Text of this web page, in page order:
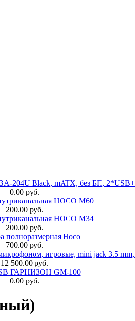
204U Black, mATX, без БП,
0.00 руб.
HOCO M60
200.00 руб.
HOCO M34
200.00 руб.
полноразмерная Hoco
700.00 руб.
игровые, mini jack 3.5
12 500.00 руб.
ГАРНИЗОН GM-100
0.00 руб.